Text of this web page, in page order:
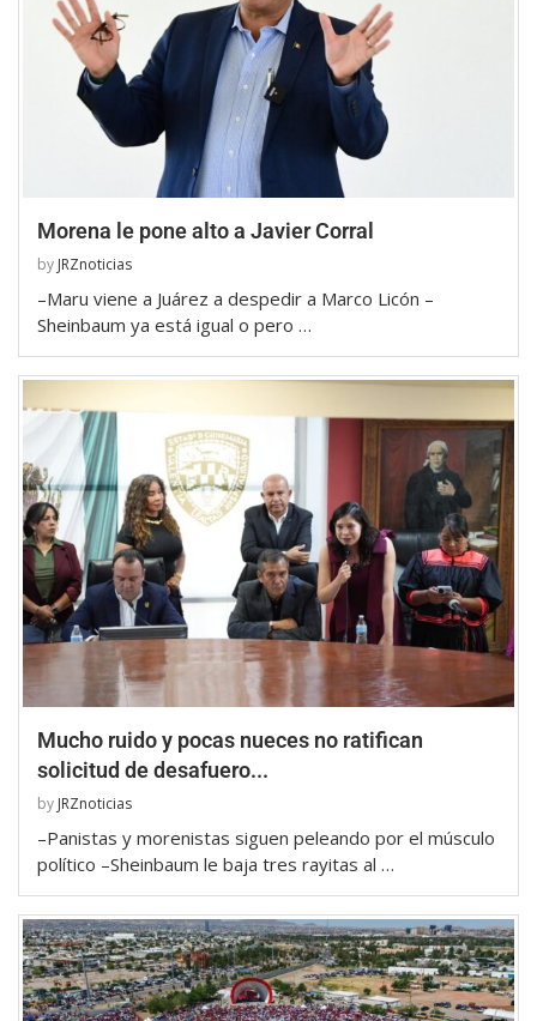
Morena le pone alto a Javier Corral
by JRZnoticias
–Maru viene a Juárez a despedir a Marco Licón –
Sheinbaum ya está igual o pero …
Mucho ruido y pocas nueces no ratifican
solicitud de desafuero...
by JRZnoticias
–Panistas y morenistas siguen peleando por el músculo
político –Sheinbaum le baja tres rayitas al …